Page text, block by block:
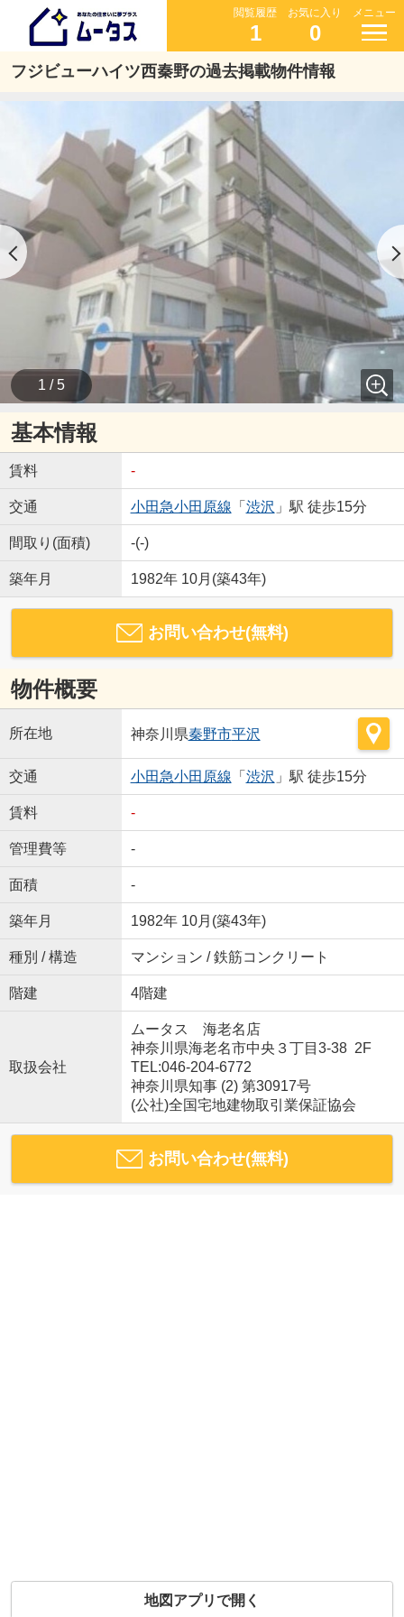
閲覧履歴
1
お気に入り
0
メニュー
フジビューハイツ西秦野の過去掲載物件情報
1 / 5
基本情報
賃料 -
交通 小田急小田原線 「 渋沢 」駅 徒歩15分
間取り(面積) -(-)
築年月 1982年 10月(築43年)
お問い合わせ(無料)
物件概要
所在地 神奈川県秦野市平沢
交通 小田急小田原線 「 渋沢 」駅 徒歩15分
賃料 -
管理費等 -
面積 -
築年月 1982年 10月(築43年)
種別 / 構造 マンション / 鉄筋コンクリート
階建 4階建
取扱会社
ムータス 海老名店
神奈川県海老名市中央３丁目3-38 2F
TEL:046-204-6772
神奈川県知事 (2) 第30917号
(公社)全国宅地建物取引業保証協会
お問い合わせ(無料)
地図アプリで開く